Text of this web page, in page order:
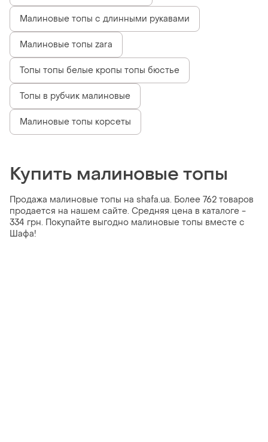
Малиновые топы с длинными рукавами
Малиновые топы zara
Топы топы белые кропы топы бюстье
Топы в рубчик малиновые
Малиновые топы корсеты
Купить малиновые топы
Продажа малиновые топы на shafa.ua. Более 762 товаров
продается на нашем сайте. Средняя цена в каталоге -
334 грн. Покупайте выгодно малиновые топы вместе с
Шафа!